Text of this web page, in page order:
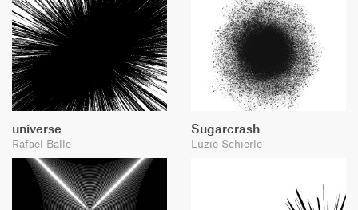
universe
Rafael Balle
Sugarcrash
Luzie Schierle